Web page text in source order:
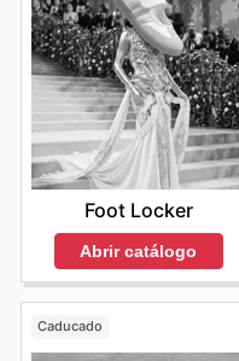
Foot Locker
Abrir catálogo
Caducado